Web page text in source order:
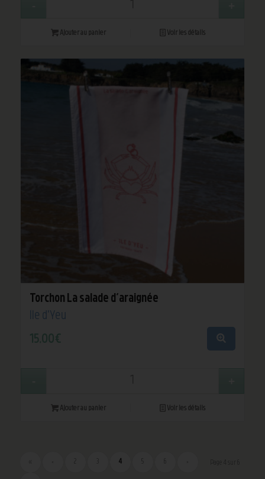
Ajouter au panier Voir les détails
Torchon La salade d’araignée
Île d'Yeu
15,00€
Ajouter au panier Voir les détails
4